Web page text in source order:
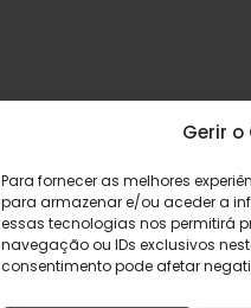
Gerir
Para fornecer as melhores
para armazenar e/ou aceder a
essas tecnologias nos permitirá
navegação ou IDs exclusivos
consentimento pode afetar